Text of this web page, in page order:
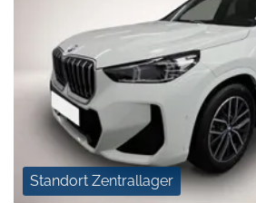
Standort Zentrallager